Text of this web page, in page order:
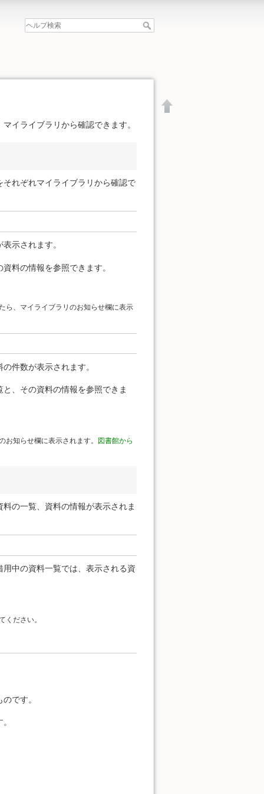
イライブラリから確認できます。
れぞれマイライブラリから確認で
示されます。
料の情報を参照できます。
ら、マイライブラリのお知らせ欄に表示
件数が表示されます。
、その資料の情報を参照できま
知らせ欄に表示されます。 図書館から
の一覧、資料の情報が表示されま
中の資料一覧では、表示される資
ください。
です。